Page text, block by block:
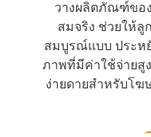
วางผลิตภัณฑ์ขอ
สมจริง ช่วยให้ลู
สมบูรณ์แบบ ประห
ภาพที่มีค่าใช้จ่ายสู
ง่ายดายสำหรับโ